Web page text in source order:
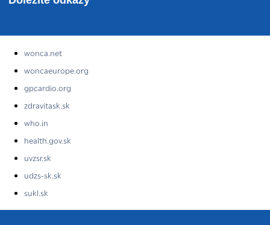
wonca.net
woncaeurope.org
gpcardio.org
zdravitask.sk
who.in
health.gov.sk
uvzsr.sk
udzs-sk.sk
sukl.sk